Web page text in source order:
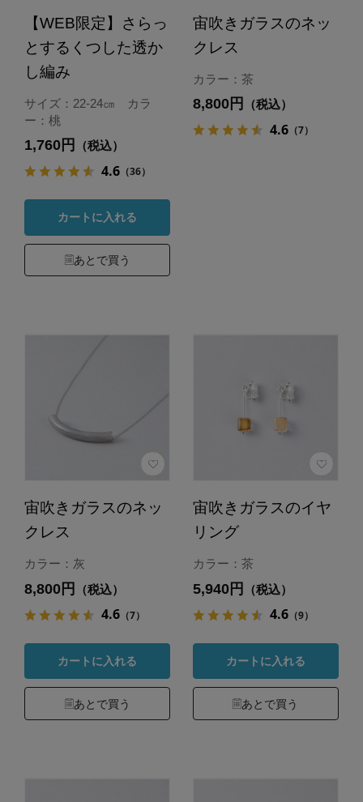
【WEB限定】さらっ
とするくつした透か
し編み
サイズ：22-24㎝ カラ
ー：桃
1,760円 （税込）
4.6（36）
カートに入れる
あとで買う
宙吹きガラスのネッ
クレス
カラー：茶
8,800円 （税込）
4.6（7）
宙吹きガラスのネッ
クレス
カラー：灰
8,800円 （税込）
4.6（7）
カートに入れる
あとで買う
宙吹きガラスのイヤ
リング
カラー：茶
5,940円 （税込）
4.6（9）
カートに入れる
あとで買う